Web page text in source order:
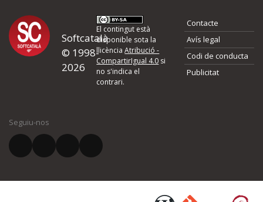
Proposeu-nos millores o
d'errors
Si heu trobat un error o voleu proposar alguna millora, ompliu els
quina és la millora que proposeu o l'error del qual voleu informar-
El vostre correu electrònic *
Softcatalà
© 1998-
2026
El contingut està
disponible sota la
llicènciaAtribució -
CompartirIgual 4.0 si
no s'indica el
contrari.
Contacte
Avís legal
Codi de conducta
Publicitat
Seguiu-nos